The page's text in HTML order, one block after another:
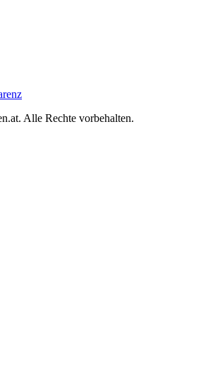
. Alle Rechte vorbehalten.